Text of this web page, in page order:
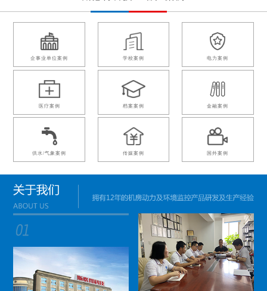
企事业单位案例 学校案例 电力案例
医疗案例 档案案例 金融案例
供水/气象案例 传媒案例 国外案例